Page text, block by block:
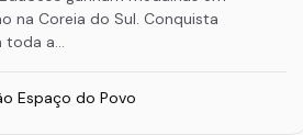
na Coreia do Sul. Conquista
a…
Espaço do Povo